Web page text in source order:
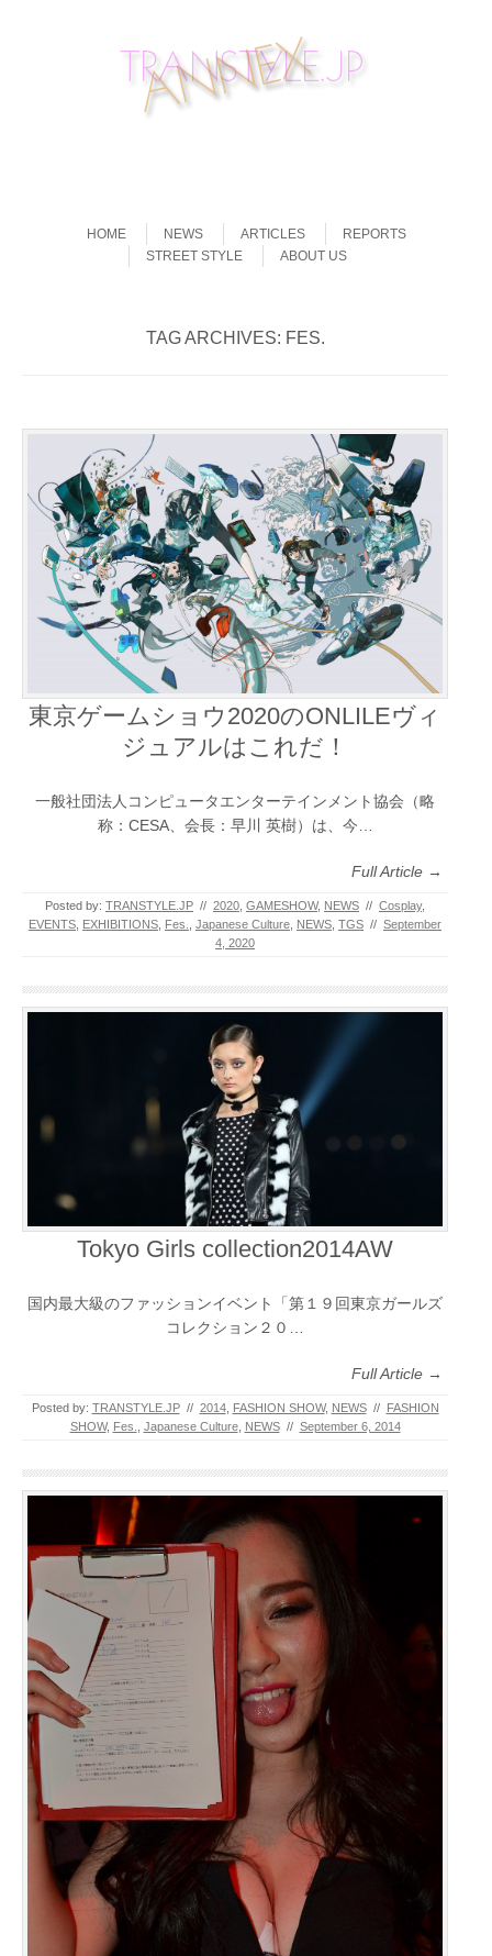
HOME
NEWS ARTICLES
REPORTS
STREET STYLE
ABOUT US
TAG ARCHIVES: FES.
東京ゲームショウ2020のONLILEヴィ
ジュアルはこれだ！
一般社団法人コンピュータエンターテインメント協会（略
称：CESA、会長：早川 英樹）は、今…
Full Article →
Posted by: TRANSTYLE.JP // 2020 GAMESHOW, NEWS // Cosplay,
EVENTS
EXHIBITIONS Fes. Japanese Culture NEWS TGS // September
4, 2020
Tokyo Girls collection2014AW
国内最大級のファッションイベント「第１９回東京ガールズ
コレクション２０…
Full Article →
Posted by: TRANSTYLE.JP // 2014, FASHION SHOW, NEWS //
FASHION
SHOW, Fes. Japanese Culture, NEWS // September 6, 2014